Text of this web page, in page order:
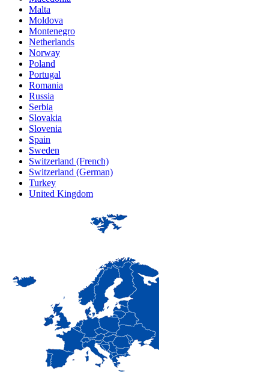
Malta
Moldova
Montenegro
Netherlands
Norway
Poland
Portugal
Romania
Russia
Serbia
Slovakia
Slovenia
Spain
Sweden
Switzerland (French)
Switzerland (German)
Turkey
United Kingdom